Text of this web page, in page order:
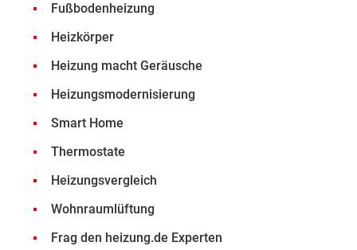
Fußbodenheizung
Heizkörper
Heizung macht Geräusche
Heizungsmodernisierung
Smart Home
Thermostate
Heizungsvergleich
Wohnraumlüftung
Frag den heizung.de Experten